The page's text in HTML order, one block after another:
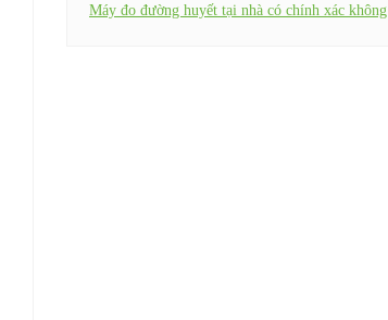
Máy đo đường huyết tại nhà có chính xác không